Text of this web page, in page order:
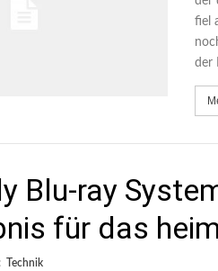
fiel
der
Blu-ray
für das
Technik